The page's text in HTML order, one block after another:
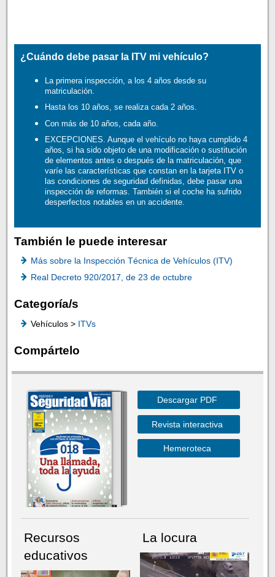
¿Cuándo debe pasar la ITV mi vehículo?
La primera inspección, a los 4 años desde su
matriculación.
Hasta los 10 años, se realiza cada 2 años.
Con más de 10 años, cada año.
EXCEPCIONES. Aunque el vehículo no haya cumplido 4
años, si ha sido objeto de una modificación o sustitución
de elementos antes o después de la matriculación, que
varíe las características que constan en la tarjeta ITV o
las condiciones de seguridad definidas, debe pasar una
inspección de reformas. También si el coche ha sufrido
desperfectos notables en un accidente.
También le puede interesar
Más sobre la Inspección Técnica de Vehículos (ITV)
Real Decreto 920/2017, de 23 de octubre
Categoría/s
Vehículos > ITVs
Compártelo
Descargar PDF
Revista interactiva
Hemeroteca
Recursos
educativos
La locura